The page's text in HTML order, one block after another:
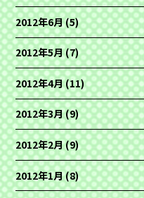
2012年6月(5)
2012年5月(7)
2012年4月(11)
2012年3月(9)
2012年2月(9)
2012年1月(8)